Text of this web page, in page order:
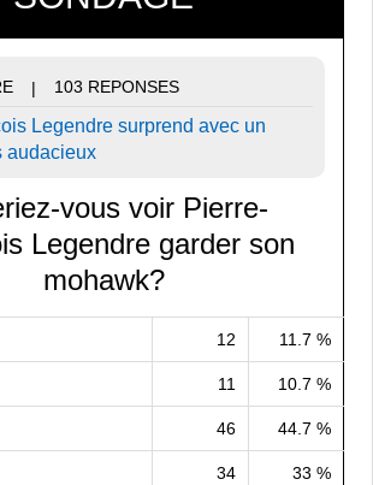
| 103 REPONSES
Legendre surprend avec un
audacieux
vous voir Pierre-
Legendre garder son
mohawk?
12 11.7 %
11 10.7 %
46 44.7 %
34 33 %